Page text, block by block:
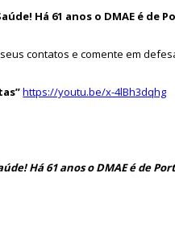
Há 61 anos o DMAE é de
contatos e comente em
https://youtu.be/x-4lBh3dqhg
Há 61 anos o DMAE é de